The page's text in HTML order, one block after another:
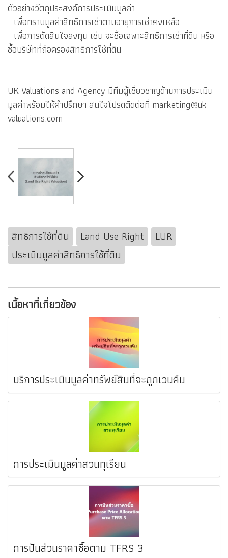
ตัวอย่างวัตถุประสงค์การประเมินมูลค่า
- เพื่อทราบมูลค่าสิทธิการเช่าตามอายุการเช่าคงเหลือ
- เพื่อการตัดสินใจลงทุน เช่น จะซื้อเฉพาะสิทธิการเช่าที่ดิน หรือ
ซื้อบริษัทที่ถือครองสิทธิการใช้ที่ดิน
UK Valuations and Agency มีทีมผู้เชี่ยวชาญด้านการประเมิน
มูลค่าพร้อมให้คำปรึกษา สนใจโปรดติดต่อที่ marketing@uk-
valuations.com
สิทธิการใช้ที่ดิน Land Use Right
LUR
ประเมินมูลค่าสิทธิการใช้ที่ดิน
เนื้อหาที่เกี่ยวข้อง
บริการประเมินมูลค่าทรัพย์สินที่จะถูกเวนคืน
การประเมินมูลค่าสวนทุเรียน
การปันส่วนราคาซื้อตาม TFRS 3